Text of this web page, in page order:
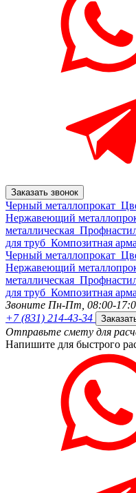
Заказать звонок
Черный металлопрокат
Нержавеющий
металлическая
для труб Композитная
Черный металлопрокат
Нержавеющий
металлическая
для труб Композитная
Звоните Пн-Пт, 08:00-
+7 (831) 214-43-34
Отправьте смету для
Напишите для быстрого